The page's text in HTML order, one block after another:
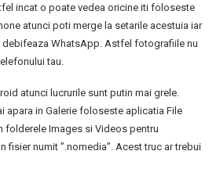
incat o poate vedea oricine iti foloseste
atunci poti merge la setarile acestuia iar
debifeaza WhatsApp. Astfel fotografiile nu
tau.
atunci lucrurile sunt putin mai grele.
apara in Galerie foloseste aplicatia File
folderele Images si Videos pentru
fisier numit ”.nomedia”. Acest truc ar trebui